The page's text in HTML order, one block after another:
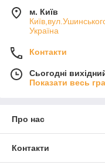
м. Київ
Україна
Контакти
Сьогодні
Показати весь
Про нас
Контакти